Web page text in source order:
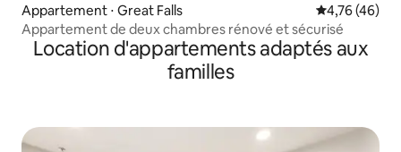
Appartement ⋅ Great Falls Évaluation
4,76 (46)
Appartement de deux chambres rénové et sécurisé
Location d'appartements adaptés aux
familles